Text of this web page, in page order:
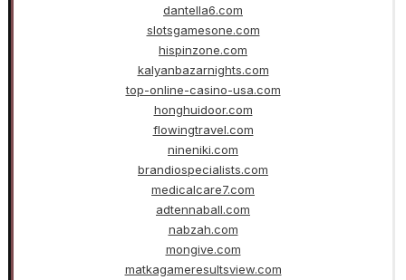
dantella6.com
slotsgamesone.com
hispinzone.com
kalyanbazarnights.com
top-online-casino-usa.com
honghuidoor.com
flowingtravel.com
nineniki.com
brandiospecialists.com
medicalcare7.com
adtennaball.com
nabzah.com
mongive.com
matkagameresultsview.com